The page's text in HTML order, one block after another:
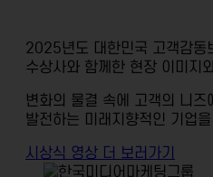
2025년도 대한민국 고객감동
수상사와 함께한 현장 이미지
변화의 물결 속에 고객의 니즈
발전하는 미래지향적인 기업을
시상식 영상 더 보러가기